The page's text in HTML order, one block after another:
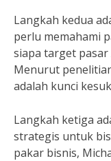
Langkah kedua
perlu memahami
siapa target pasar
Menurut
adalah kunci
Langkah ketiga
strategis untuk
pakar bisnis,